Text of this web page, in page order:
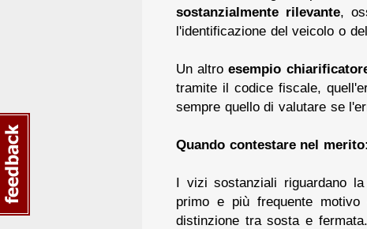
sostanzialmente rilevante,
l'identificazione del veicolo o
Un altroesempio
tramite il codice fiscale,
sempre quello di valutare se
Quando contestare nel
I vizi sostanziali riguardano la
primo e più frequente
distinzione tra sosta e